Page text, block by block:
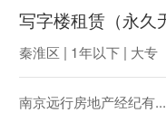
秦淮区 | 1年以下 | 大专
南京远行房地产经纪有...